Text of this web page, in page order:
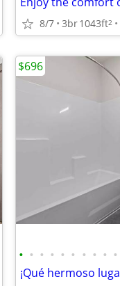
8/7 3br1043ft2
• • • • • • • • • •
$696